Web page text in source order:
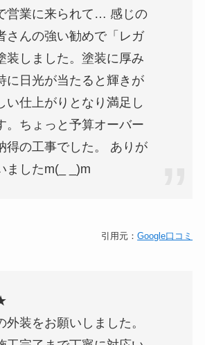
営業に来られて… 感じの
さんの強い勧めで「レガ
装しました。塗装に厚み
に日光が当たると輝きが
い仕上がりとなり満足し
。ちょっと予算オーバー
得の工事でした。 ありが
ましたm(_ _)m
引用元：Google口コミ
外装をお願いしました。